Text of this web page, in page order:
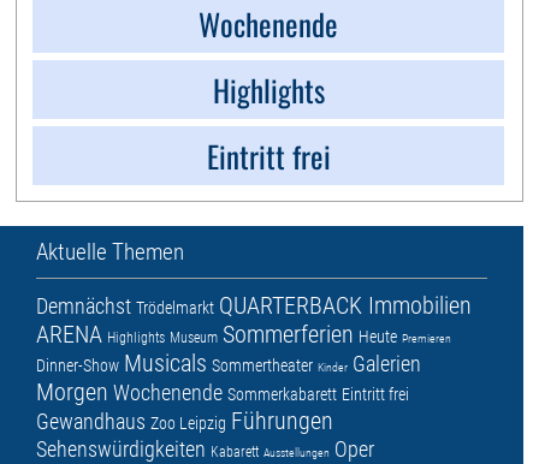
Wochenende
Highlights
Eintritt frei
Aktuelle Themen
Demnächst Trödelmarkt QUARTERBACK Immobilien
ARENA Highlights Museum Sommerferien Heute Premieren
Dinner-Show Musicals Sommertheater Kinder Galerien
Morgen Wochenende Sommerkabarett Eintritt frei
Gewandhaus Zoo Leipzig Führungen
Sehenswürdigkeiten Kabarett Ausstellungen Oper